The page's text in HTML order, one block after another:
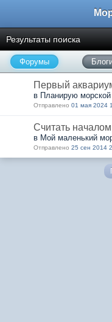
Результаты поиска
Форумы
Первый
в Планирую морской
Отправлено 01 мая 2024
Считать
в Мой маленький
Отправлено 25 сен 2014